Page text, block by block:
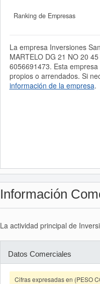
Ranking de Empresas
La empresa Inversiones
MARTELO DG 21 NO 20
6056691473. Esta
propios o arrendados. Si
información de la empresa.
Información
La actividad principal de
Datos Comerciales
Cifras expresadas en (PESO